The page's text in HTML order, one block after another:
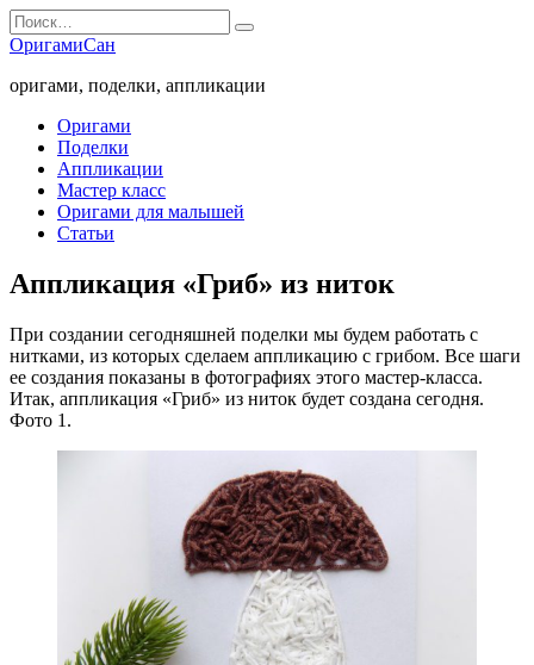
Перейти
к
содержанию
Search
for:
ОригамиСан
оригами, поделки, аппликации
Оригами
Поделки
Аппликации
Мастер класс
Оригами для малышей
Статьи
Аппликация «Гриб» из ниток
При создании сегодняшней поделки мы будем работать с
нитками, из которых сделаем аппликацию с грибом. Все шаги
ее создания показаны в фотографиях этого мастер-класса.
Итак, аппликация «Гриб» из ниток будет создана сегодня.
Фото 1.